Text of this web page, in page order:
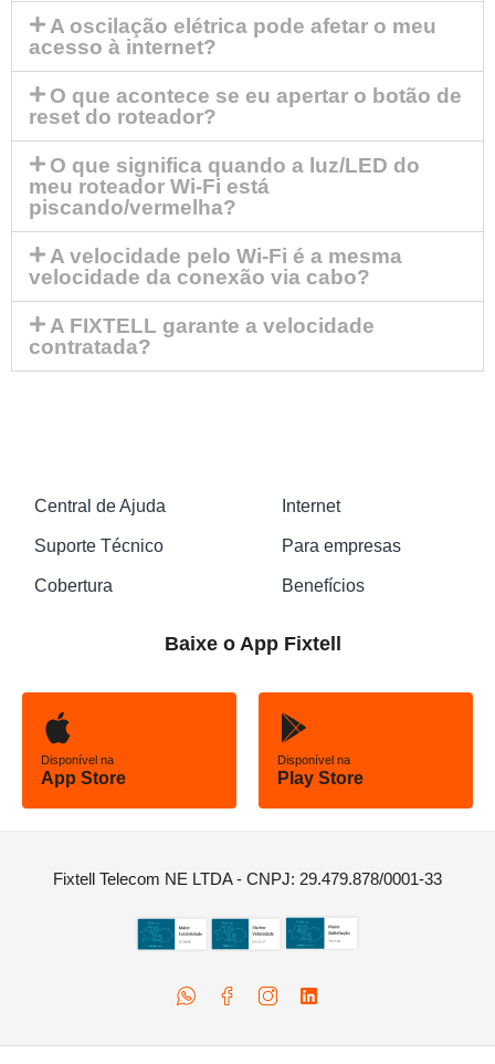
A oscilação elétrica pode afetar o meu
acesso à internet?
O que acontece se eu apertar o botão de
reset do roteador?
O que significa quando a luz/LED do
meu roteador Wi-Fi está
piscando/vermelha?
A velocidade pelo Wi-Fi é a mesma
velocidade da conexão via cabo?
A FIXTELL garante a velocidade
contratada?
Central de Ajuda
Suporte Técnico
Cobertura
Internet
Para empresas
Benefícios
Baixe o App Fixtell
Disponível na
App Store
Disponível na
Play Store
Fixtell Telecom NE LTDA - CNPJ: 29.479.878/0001-33